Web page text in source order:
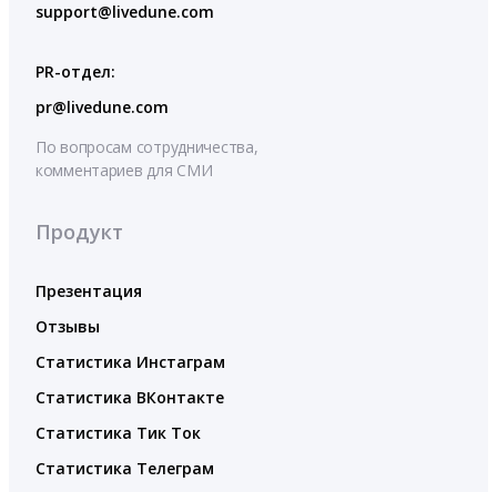
support@livedune.com
PR-отдел:
pr@livedune.com
По вопросам сотрудничества,
комментариев для СМИ
Продукт
Презентация
Отзывы
Статистика Инстаграм
Статистика ВКонтакте
Статистика Тик Ток
Статистика Телеграм